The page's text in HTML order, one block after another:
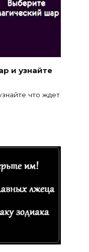
и узнайте
что ждет